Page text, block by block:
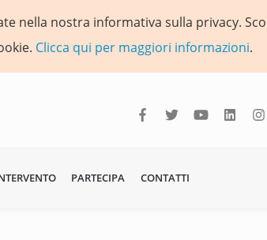
nella nostra informativa sulla privacy.
Clicca qui per maggiori informazioni.
PARTECIPA CONTATTI